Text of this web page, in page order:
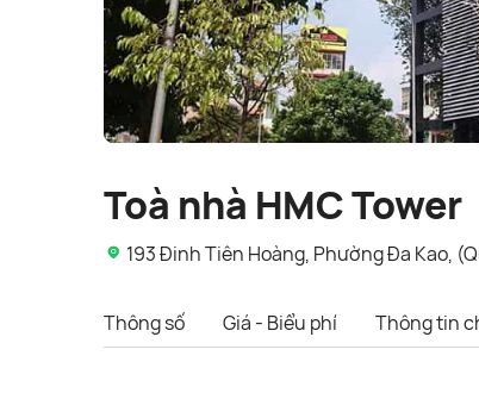
Toà nhà HMC Tower
193 Đinh Tiên Hoàng, Phường Đa Kao,
Thông số Giá - Biểu phí Thông tin